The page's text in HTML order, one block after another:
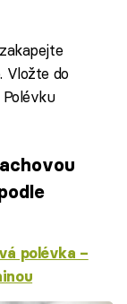
Vložte do
polévka –